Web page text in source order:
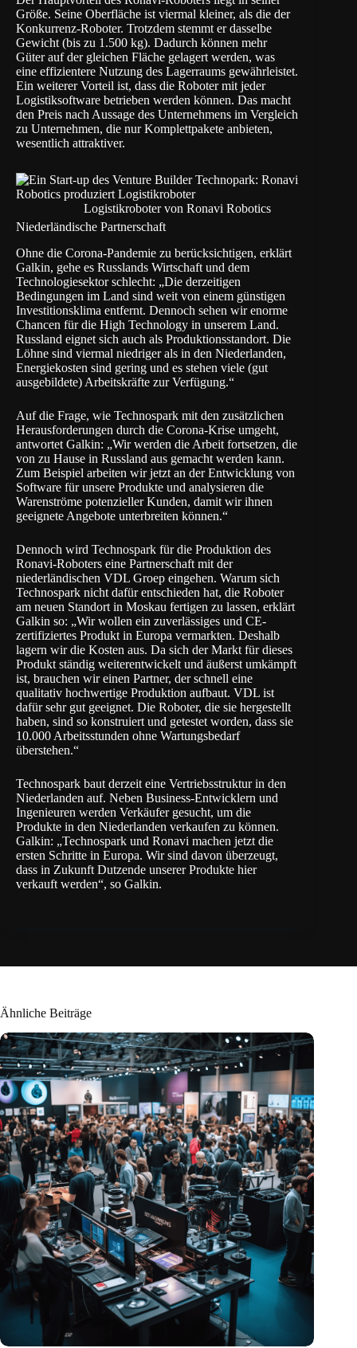
Größe. Seine Oberfläche ist viermal kleiner, als die der
Konkurrenz-Roboter. Trotzdem stemmt er dasselbe
Gewicht (bis zu 1.500 kg). Dadurch können mehr
Güter auf der gleichen Fläche gelagert werden, was
eine effizientere Nutzung des Lagerraums gewährleistet.
Ein weiterer Vorteil ist, dass die Roboter mit jeder
Logistiksoftware betrieben werden können. Das macht
den Preis nach Aussage des Unternehmens im Vergleich
zu Unternehmen, die nur Komplettpakete anbieten,
wesentlich attraktiver.
Logistikroboter von Ronavi Robotics
Niederländische Partnerschaft
Ohne die Corona-Pandemie zu berücksichtigen, erklärt
Galkin, gehe es Russlands Wirtschaft und dem
Technologiesektor schlecht: „Die derzeitigen
Bedingungen im Land sind weit von einem günstigen
Investitionsklima entfernt. Dennoch sehen wir enorme
Chancen für die High Technology in unserem Land.
Russland eignet sich auch als Produktionsstandort. Die
Löhne sind viermal niedriger als in den Niederlanden,
Energiekosten sind gering und es stehen viele (gut
ausgebildete) Arbeitskräfte zur Verfügung.“
Auf die Frage, wie Technospark mit den zusätzlichen
Herausforderungen durch die Corona-Krise umgeht,
antwortet Galkin: „Wir werden die Arbeit fortsetzen, die
von zu Hause in Russland aus gemacht werden kann.
Zum Beispiel arbeiten wir jetzt an der Entwicklung von
Software für unsere Produkte und analysieren die
Warenströme potenzieller Kunden, damit wir ihnen
geeignete Angebote unterbreiten können.“
Dennoch wird Technospark für die Produktion des
Ronavi-Roboters eine Partnerschaft mit der
niederländischen VDL Groep eingehen. Warum sich
Technospark nicht dafür entschieden hat, die Roboter
am neuen Standort in Moskau fertigen zu lassen, erklärt
Galkin so: „Wir wollen ein zuverlässiges und CE-
zertifiziertes Produkt in Europa vermarkten. Deshalb
lagern wir die Kosten aus. Da sich der Markt für dieses
Produkt ständig weiterentwickelt und äußerst umkämpft
ist, brauchen wir einen Partner, der schnell eine
qualitativ hochwertige Produktion aufbaut. VDL ist
dafür sehr gut geeignet. Die Roboter, die sie hergestellt
haben, sind so konstruiert und getestet worden, dass sie
10.000 Arbeitsstunden ohne Wartungsbedarf
überstehen.“
Technospark baut derzeit eine Vertriebsstruktur in den
Niederlanden auf. Neben Business-Entwicklern und
Ingenieuren werden Verkäufer gesucht, um die
Produkte in den Niederlanden verkaufen zu können.
Galkin: „Technospark und Ronavi machen jetzt die
ersten Schritte in Europa. Wir sind davon überzeugt,
dass in Zukunft Dutzende unserer Produkte hier
verkauft werden“, so Galkin.
Ähnliche Beiträge